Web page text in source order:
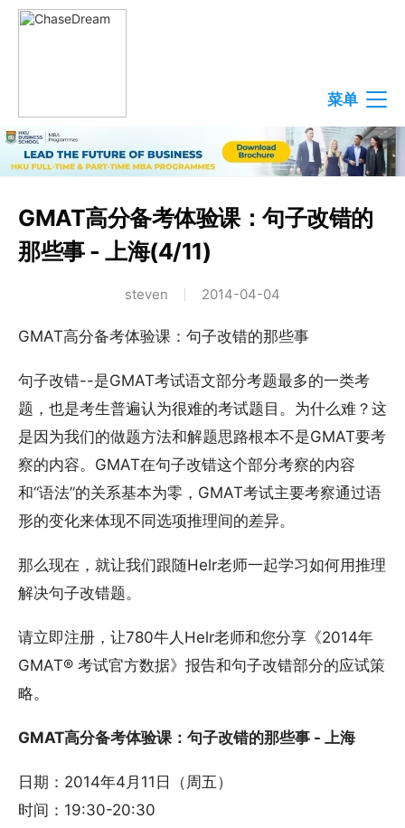
菜单
GMAT高分备考体验课：句子改错的
那些事 - 上海(4/11)
steven 2014-04-04
GMAT高分备考体验课：句子改错的那些事
句子改错--是GMAT考试语文部分考题最多的一类考
题，也是考生普遍认为很难的考试题目。为什么难？这
是因为我们的做题方法和解题思路根本不是GMAT要考
察的内容。GMAT在句子改错这个部分考察的内容
和“语法”的关系基本为零，GMAT考试主要考察通过语
形的变化来体现不同选项推理间的差异。
那么现在，就让我们跟随Helr老师一起学习如何用推理
解决句子改错题。
请立即注册，让780牛人Helr老师和您分享《2014年
GMAT® 考试官方数据》报告和句子改错部分的应试策
略。
GMAT高分备考体验课：句子改错的那些事 - 上海
日期：2014年4月11日（周五）
时间：19:30-20:30